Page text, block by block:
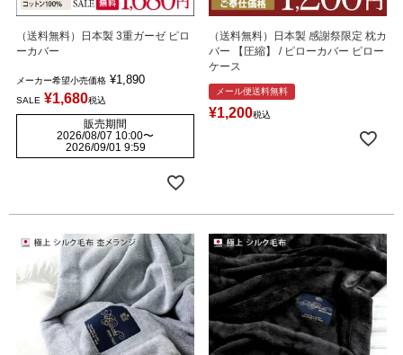
（送料無料）日本製 3重ガーゼ ピロ
ーカバー
メーカー希望小売価格 ¥1,890
SALE ¥1,680税込
販売期間
2026/08/07 10:00〜
2026/09/01 9:59
（送料無料）日本製 感謝祭限定 枕カ
バー 【圧縮】 / ピローカバー ピロー
ケース
メール便送料無料
¥1,200税込